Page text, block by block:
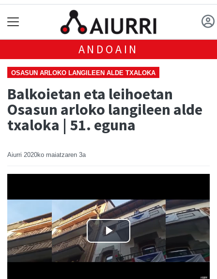
ANDOAIN
OSASUN ARLOKO LANGILEEN ALDE TXALOKA
Balkoietan eta leihoetan
Osasun arloko langileen alde
txaloka | 51. eguna
Aiurri 2020ko maiatzaren 3a